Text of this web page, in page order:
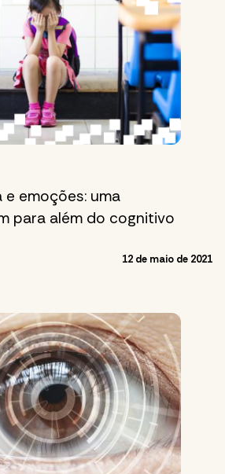
e emoções: uma
para além do cognitivo
12 de maio de 2021